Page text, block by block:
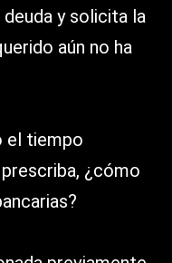
y solicita la
aún no ha
el tiempo
¿cómo